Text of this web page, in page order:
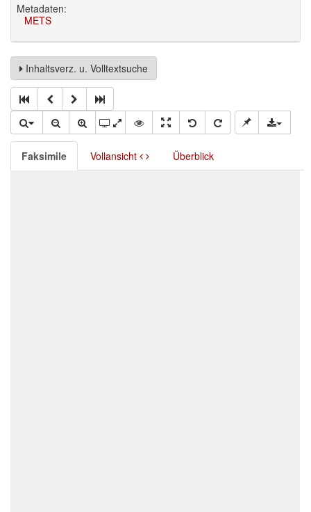
Metadaten:
METS
Inhaltsverz. u. Volltextsuche
Faksimile Vollansicht Überblick